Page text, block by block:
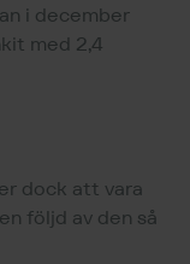
i december
med 2,4
dock att vara
följd av den så